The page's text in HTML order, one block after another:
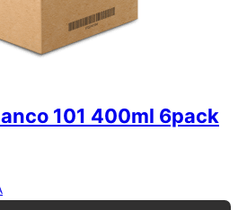
101 400ml 6pack